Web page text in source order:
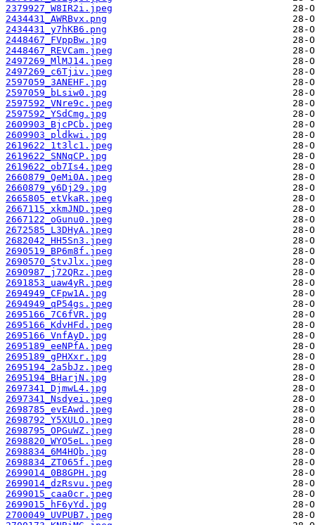
2379927_W8IR2i.jpeg
2434431_AWRBvx.png
2434431_y7hKB6.png
2448467_FVppBw.jpg
2448467_REVCam.jpeg
2497269_MlMJ14.jpeg
2497269_c6Tjiv.jpeg
2597059_3ANEHF.jpg
2597059_bLsiw0.jpg
2597592_VNre9c.jpeg
2597592_YSdCmg.jpg
2609903_BjcPCb.jpeg
2609903_pldkwi.jpg
2619622_1t3lc1.jpeg
2619622_SNNqCP.jpg
2619622_ob7Is4.jpeg
2660879_QeMi0A.jpeg
2660879_y6Dj29.jpg
2665805_etVkaR.jpeg
2667115_xkmJND.jpeg
2667122_oGunu0.jpeg
2672585_L3DHyA.jpeg
2682042_HH5Sn3.jpeg
2690519_BP6m8f.jpeg
2690570_StvJlx.jpeg
2690987_j72QRz.jpeg
2691853_uaw4yR.jpeg
2694949_CFpw1A.jpg
2694949_qP54gs.jpeg
2695166_7C6fVR.jpg
2695166_KdvHFd.jpeg
2695166_VnfAyD.jpg
2695189_eeNPfA.jpeg
2695189_gPHXxr.jpg
2695194_2a5bJz.jpeg
2695194_BHarjN.jpg
2697341_DjmwL4.jpg
2697341_Nsdyei.jpeg
2698785_evEAwd.jpeg
2698792_Y5XULO.jpeg
2698795_OPGuWZ.jpeg
2698820_WYO5eL.jpeg
2698834_6M4HQb.jpg
2698834_ZT065f.jpeg
2699014_0B8GPH.jpg
2699014_dzRsvu.jpeg
2699015_caa0cr.jpeg
2699015_hF6yYd.jpg
2700049_UVPUB7.jpeg